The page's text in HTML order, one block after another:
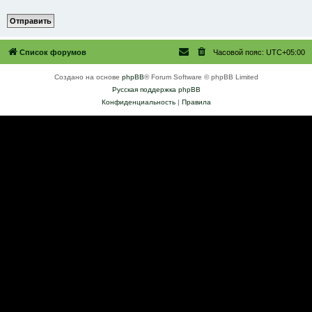
Список форумов Часовой пояс: UTC+05:00
Создано на основе phpBB® Forum Software © phpBB Limited
Русская поддержка phpBB
Конфиденциальность| Правила